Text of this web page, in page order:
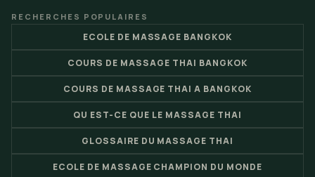
RECHERCHES POPULAIRES
ECOLE DE MASSAGE BANGKOK
COURS DE MASSAGE THAI BANGKOK
COURS DE MASSAGE THAI A BANGKOK
QU EST-CE QUE LE MASSAGE THAI
GLOSSAIRE DU MASSAGE THAI
ECOLE DE MASSAGE CHAMPION DU MONDE